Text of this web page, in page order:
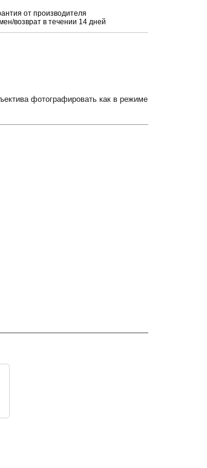
от производителя
возврат в течении 14 дней
фотографировать как в режиме